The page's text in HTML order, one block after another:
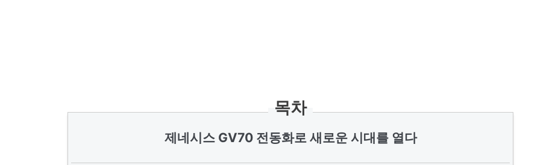
목차
제네시스 GV70 전동화로 새로운 시대를 열다